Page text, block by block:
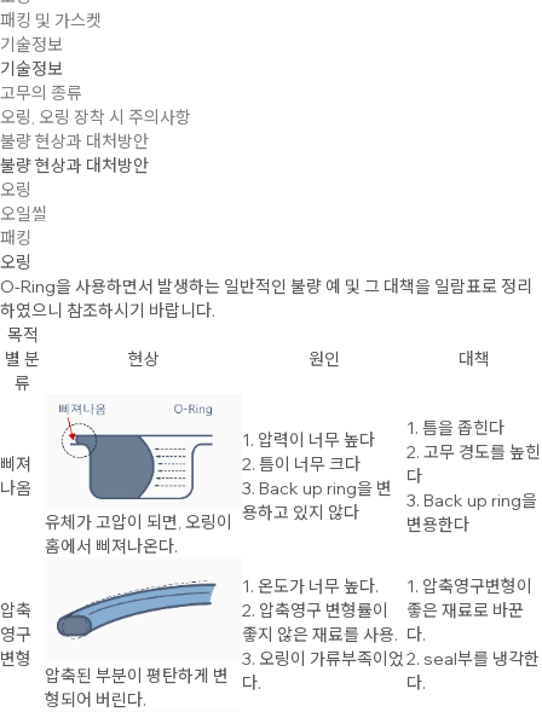
패킹 및 가스켓
기술정보
기술정보
고무의 종류
오링, 오링 장착 시 주의사항
불량 현상과 대처방안
불량 현상과 대처방안
오링
오일씰
패킹
오링
O-Ring을 사용하면서 발생하는 일반적인 불량 예 및 그 대책을 일람표로 정리
하였으니 참조하시기 바랍니다.
목적
별 분
류
현상 원인 대책
삐져
나옴
유체가 고압이 되면, 오링이
홈에서 삐져나온다.
1. 압력이 너무 높다
2. 틈이 너무 크다
3. Back up ring을 변
용하고 있지 않다
1. 틈을 좁힌다
2. 고무 경도를 높힌
다
3. Back up ring을
변용한다
압축
영구
변형
압축된 부분이 평탄하게 변
형되어 버린다.
1. 온도가 너무 높다.
2. 압축영구 변형률이
좋지 않은 재료를 사용.
3. 오링이 가류부족이었
다.
1. 압축영구변형이
좋은 재료로 바꾼
다.
2. seal부를 냉각한
다.